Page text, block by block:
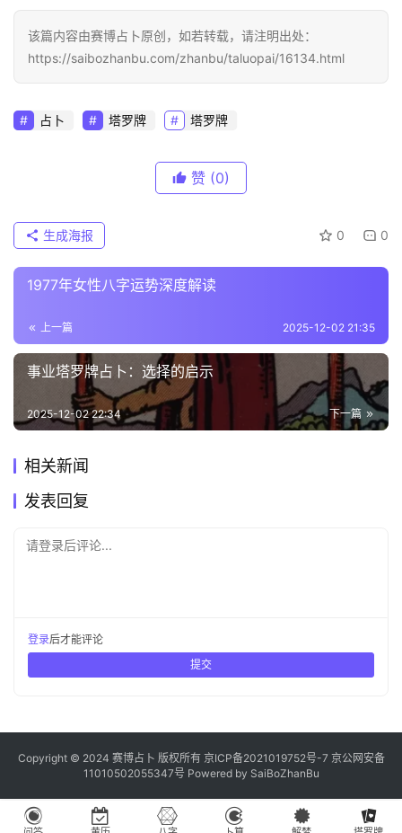
该篇内容由赛博占卜原创，如若转载，请注明出处：
https://saibozhanbu.com/zhanbu/taluopai/16134.html
占卜 塔罗牌 塔罗牌
赞 (0)
0 0
生成海报
1977年女性八字运势深度解读
上一篇 2025-12-02 21:35
事业塔罗牌占卜：选择的启示
下一篇
2025-12-02 22:34
相关新闻
发表回复
请登录后评论...
登录后才能评论
提交
Copyright © 2024 赛博占卜 版权所有 京ICP备2021019752号-7 京公网安备
11010502055347号 Powered by SaiBoZhanBu